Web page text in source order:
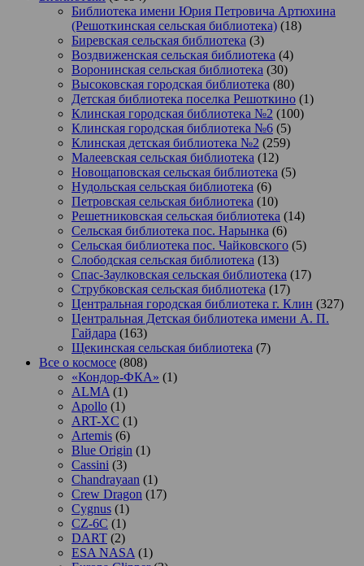
Библиотека имени Юрия Петровича Артюхина
(Решоткинская сельская библиотека) (18)
Биревская сельская библиотека (3)
Воздвиженская сельская библиотека (4)
Воронинская сельская библиотека (30)
Высоковская городская библиотека (80)
Детская библиотека поселка Решоткино (1)
Клинская городская библиотека №2 (100)
Клинская городская библиотека №6 (5)
Клинская детская библиотека №2 (259)
Малеевская сельская библиотека (12)
Новощаповская сельская библиотека (5)
Нудольская сельская библиотека (6)
Петровская сельская библиотека (10)
Решетниковская сельская библиотека (14)
Сельская библиотека пос. Нарынка (6)
Сельская библиотека пос. Чайковского (5)
Слободская сельская библиотека (13)
Спас-Заулковская сельская библиотека (17)
Струбковская сельская библиотека (17)
Центральная городская библиотека г. Клин (327)
Центральная Детская библиотека имени А. П.
Гайдара (163)
Щекинская сельская библиотека (7)
Все о космосе (808)
«Кондор-ФКА» (1)
ALMA (1)
Apollo (1)
ART-XC (1)
Artemis (6)
Blue Origin (1)
Cassini (3)
Chandrayaan (1)
Crew Dragon (17)
Cygnus (1)
CZ-6C (1)
DART (2)
ESA NASA (1)